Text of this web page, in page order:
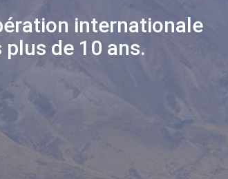
internationale
de 10 ans.